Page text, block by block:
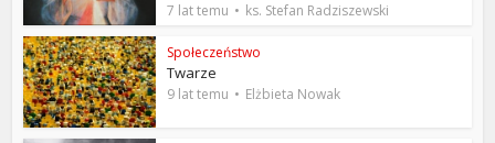
7 lat temu ks. Stefan Radziszewski
Społeczeństwo
Twarze
9 lat temu Elżbieta Nowak